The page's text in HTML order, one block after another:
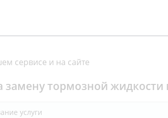
сервисе и на сайте
замену тормозной жидкости
услуги